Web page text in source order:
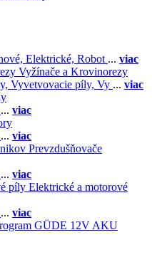
Elektrické, Robot ... viac
Vyžínače a Krovinorezy
Vyvetvovacie píly, Vy ... viac
... viac
... viac
Prevzdušňovače
... viac
Elektrické a motorové
... viac
GÜDE 12V AKU